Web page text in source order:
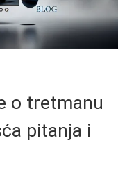
o tretmanu
pitanja i